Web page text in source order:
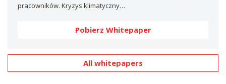
pracowników. Kryzys klimatyczny…
Pobierz Whitepaper
All whitepapers